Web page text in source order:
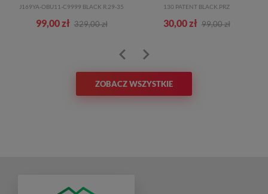
J169YA-OBU11-C9999 BLACK R.29-35
99,00 zł 329,00 zł
130 PATENT BLACK.PRZ
30,00 zł 99,00 zł
ZOBACZ WSZYSTKIE